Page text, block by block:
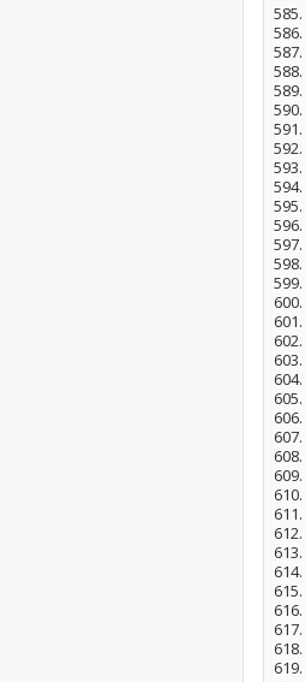
585.
586.
587.
588.
589.
590.
591.
592.
593.
594.
595.
596.
597.
598.
599.
600.
601.
602.
603.
604.
605.
606.
607.
608.
609.
610.
611.
612.
613.
614.
615.
616.
617.
618.
619.